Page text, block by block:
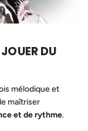
DU
mélodique et
maîtriser
et de rythme.